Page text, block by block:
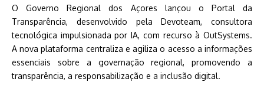
O Governo Regional dos Açores lançou o Portal da
Transparência, desenvolvido pela Devoteam, consultora
tecnológica impulsionada por IA, com recurso à OutSystems.
A nova plataforma centraliza e agiliza o acesso a informações
essenciais sobre a governação regional, promovendo a
transparência, a responsabilização e a inclusão digital.